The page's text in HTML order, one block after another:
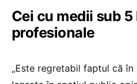
Cei cu medii sub 5
profesionale
„Este regretabil faptul că